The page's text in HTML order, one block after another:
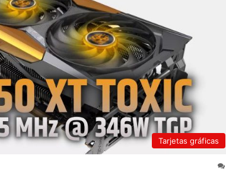
Tarjetas gráficas